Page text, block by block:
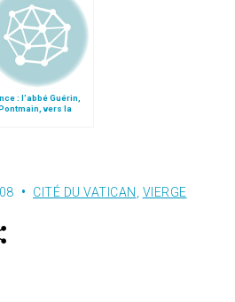
: l'abbé Guérin,
vers la
CITÉ DU VATICAN
VIERGE